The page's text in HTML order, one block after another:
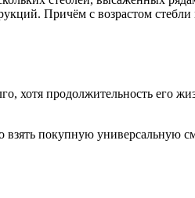
Причём с возрастом
хотя продолжительность его
покупную универсальную